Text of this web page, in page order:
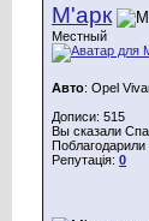
М'арк
Местный
Авто: Opel
Дописи: 515
Вы сказали
Репутація: 0